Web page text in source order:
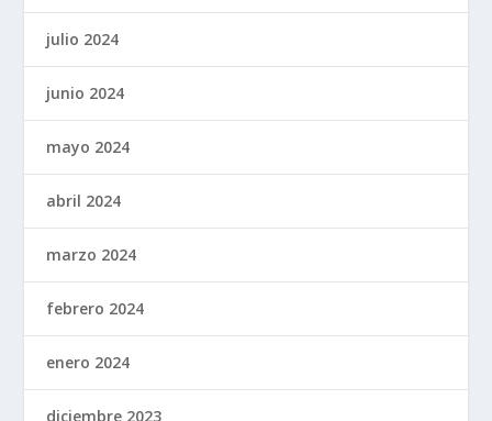
julio 2024
junio 2024
mayo 2024
abril 2024
marzo 2024
febrero 2024
enero 2024
diciembre 2023